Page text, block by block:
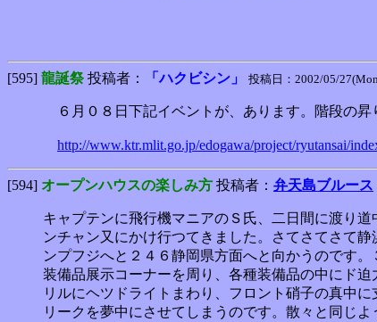
[595] 龍誕祭投稿者： 「ハクビシン」 投稿日：2002/05/
６月０８日下記イベントが、あります。階段の昇
http://www.ktr.mlit.go.jp/edogawa/project/ryutansai/
[594] オープンハウスの楽しみ方 投稿者： 弁天島ブルース
キャプテンに飛行機マニアのＳ氏、二日間に渡り
ンチャン又にかけ行つてきました。さてさてさて
ンプフジへと２４６静岡県方面へと向かうのです
装備品展示コーナーを周り、各種装備品の中にド
リルにヘツドライトまわり、フロント硝子の真中
リークを夢中にさせてしまうのです。散々と同じ